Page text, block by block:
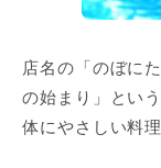
店名の「のぼに
の始まり」とい
体にやさしい料